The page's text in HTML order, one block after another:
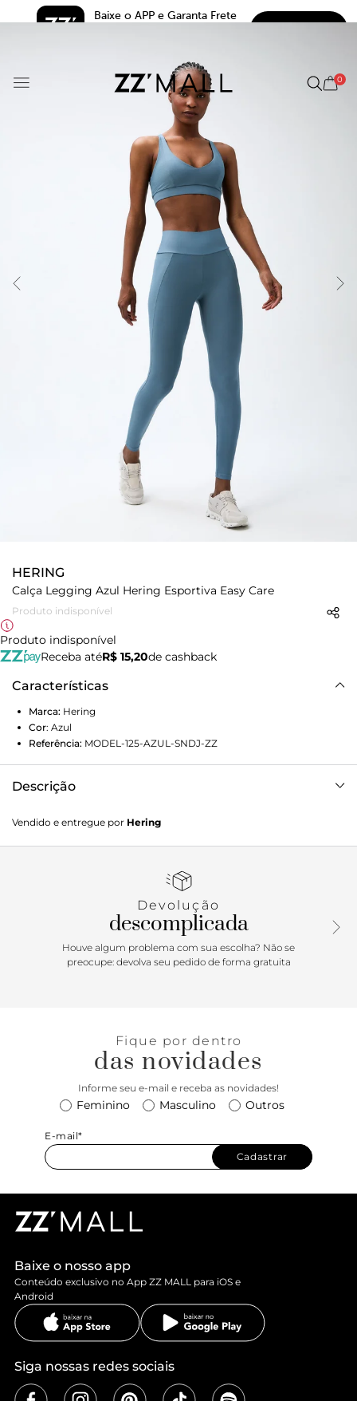
Baixe o APP e Garanta Frete
0
HERING
Calça Legging Azul Hering Esportiva Easy Care
Produto indisponível
Produto indisponível
Receba atéR$ 15,20de cashback
Características
Marca: Hering
Cor: Azul
Referência: MODEL-125-AZUL-SNDJ-ZZ
Descrição
elastano. Possui cintura alta, recorte texturizado lateral,
tecnologia easy care oferecendo conforto e praticidade
poliamida Cintura alta Recorte texturizado lateral Não
Vendido e entregue por Hering
Devolução
descomplicada
Houve algum problema com sua escolha? Não se
preocupe: devolva seu pedido de forma gratuita
Fique por dentro
das novidades
Informe seu e-mail e receba as novidades!
Feminino Masculino Outros
E-mail*
Cadastrar
Baixe o nosso app
Conteúdo exclusivo no App ZZ MALL para iOS e
Android
Siga nossas redes sociais